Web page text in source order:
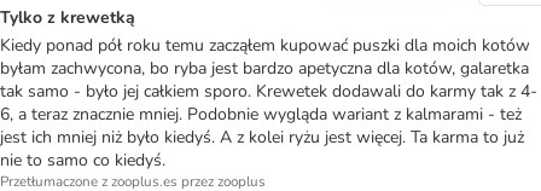
Tylko z krewetką
Kiedy ponad pół roku temu zacząłem kupować puszki dla moich kotów
byłam zachwycona, bo ryba jest bardzo apetyczna dla kotów, galaretka
tak samo - było jej całkiem sporo. Krewetek dodawali do karmy tak z 4-
6, a teraz znacznie mniej. Podobnie wygląda wariant z kalmarami - też
jest ich mniej niż było kiedyś. A z kolei ryżu jest więcej. Ta karma to już
nie to samo co kiedyś.
Przetłumaczone z zooplus.es przez zooplus